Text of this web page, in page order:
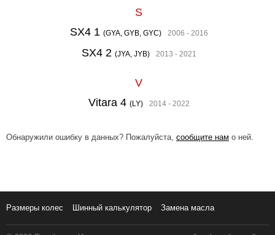
S
SX4 1 (GYA, GYB, GYC) 2006 - 2016
SX4 2 (JYA, JYB) 2013 - 2021
V
Vitara 4 (LY) 2014 - 2022
Обнаружили ошибку в данных? Пожалуйста, сообщите нам о ней.
Размеры колес Шинный калькулятор Замена масла